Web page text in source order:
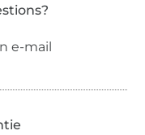
e-mail